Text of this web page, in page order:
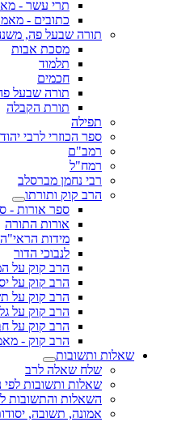
תרי עשר -
כתובים -
תורה שבעל פה,
מסכת אבות
תלמוד
חכמים
תורה שבעל
תורת הקבלה
תפילה
ספר הכוזרי לרבי
רמב"ם
רמח"ל
רבי נחמן מברסלב
הרב קוק ותורתו
ספר אורות -
אורות התורה
מידות הראי"ה
לנבוכי הדור
הרב קוק על
הרב קוק על
הרב קוק על
הרב קוק על
הרב קוק על
הרב קוק -
שאלות ותשובות
שלח שאלה לרב
שאלות ותשובות לפי
השאלות והתשובות
אמונה, תשובה,